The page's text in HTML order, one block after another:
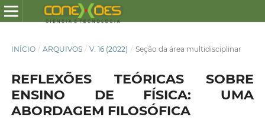
INÍCIO / ARQUIVOS / V. 16 (2022) / Seção da área multidisciplinar
REFLEXÕES TEÓRICAS SOBRE
ENSINO DE FÍSICA: UMA
ABORDAGEM FILOSÓFICA